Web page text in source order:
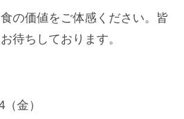
の価値をご体感ください。皆
待ちしております。
金）